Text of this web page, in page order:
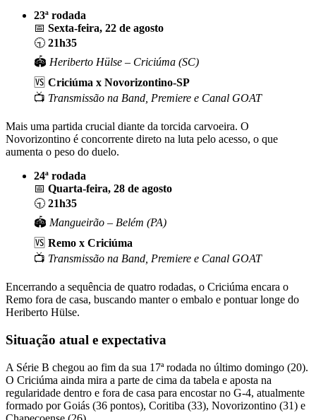
23ª rodada
📅 Sexta-feira, 22 de agosto
🕤 21h35
🏟️ Heriberto Hülse – Criciúma (SC)
🆚 Criciúma x Novorizontino-SP
📺 Transmissão na Band, Premiere e Canal GOAT
Mais uma partida crucial diante da torcida carvoeira. O
Novorizontino é concorrente direto na luta pelo acesso, o que
aumenta o peso do duelo.
24ª rodada
📅 Quarta-feira, 28 de agosto
🕤 21h35
🏟️ Mangueirão – Belém (PA)
🆚 Remo x Criciúma
📺 Transmissão na Band, Premiere e Canal GOAT
Encerrando a sequência de quatro rodadas, o Criciúma encara o
Remo fora de casa, buscando manter o embalo e pontuar longe do
Heriberto Hülse.
Situação atual e expectativa
A Série B chegou ao fim da sua 17ª rodada no último domingo (20).
O Criciúma ainda mira a parte de cima da tabela e aposta na
regularidade dentro e fora de casa para encostar no G-4, atualmente
formado por Goiás (36 pontos), Coritiba (33), Novorizontino (31) e